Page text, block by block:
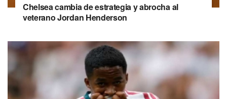
Chelsea cambia de estrategia y abrocha al
veterano Jordan Henderson